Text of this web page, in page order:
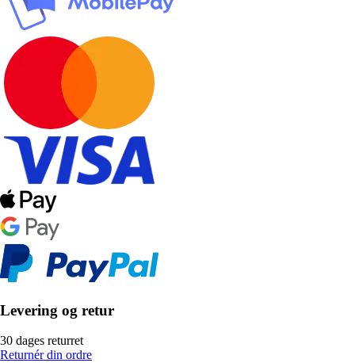
Levering og retur
30 dages returret
Returnér din ordre